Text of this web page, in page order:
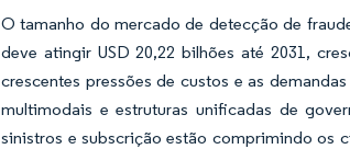
O tamanho do mercado de detecção de
deve atingir USD 20,22 bilhões até 2031,
crescentes pressões de custos e as
multimodais e estruturas unificadas de
sinistros e subscrição estão comprimindo os